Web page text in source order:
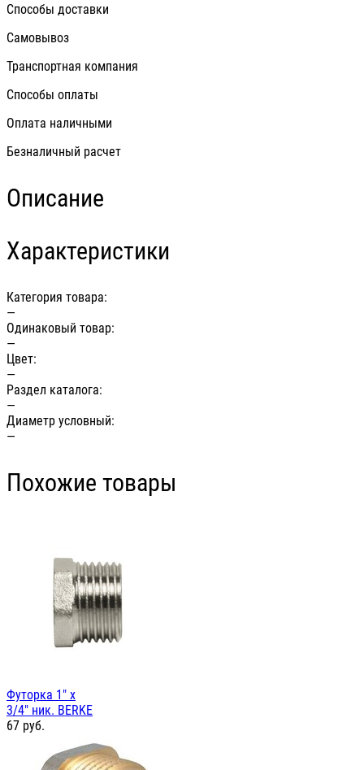
Способы доставки
Самовывоз
Транспортная компания
Способы оплаты
Оплата наличными
Безналичный расчет
Описание
Характеристики
Категория товара:
—
Одинаковый товар:
—
Цвет:
—
Раздел каталога:
—
Диаметр условный:
—
Похожие товары
Футорка 1" х
3/4" ник. BERKE
67 руб.